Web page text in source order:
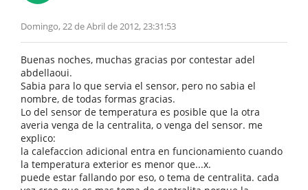
Domingo, 22 de Abril de 2012, 23:31:53
Buenas noches, muchas gracias por contestar adel
abdellaoui.
Sabia para lo que servia el sensor, pero no sabia el
nombre, de todas formas gracias.
Lo del sensor de temperatura es posible que la otra
averia venga de la centralita, o venga del sensor. me
explico:
la calefaccion adicional entra en funcionamiento cuando
la temperatura exterior es menor que...x.
puede estar fallando por eso, o tema de centralita. cada